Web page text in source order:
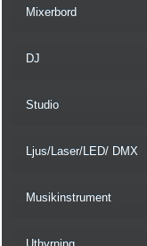
Mixerbord
DJ
Studio
Ljus/Laser/LED/ DMX
Musikinstrument